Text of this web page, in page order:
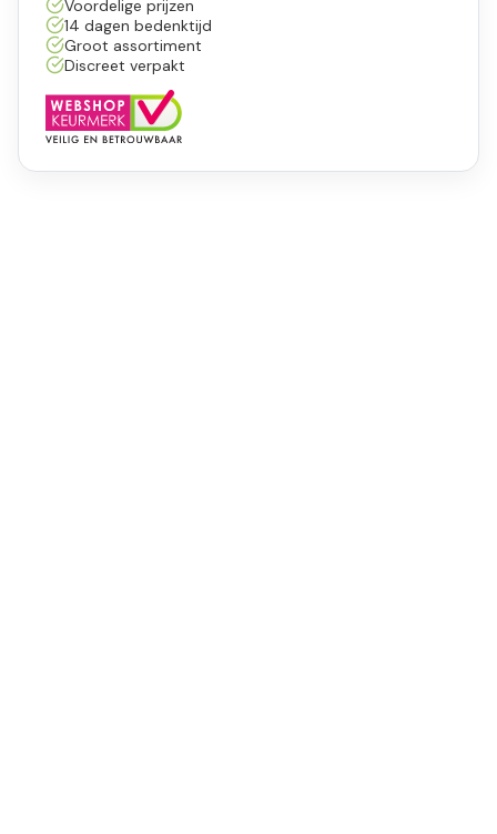
Voordelige prijzen
14 dagen bedenktijd
Groot assortiment
Discreet verpakt